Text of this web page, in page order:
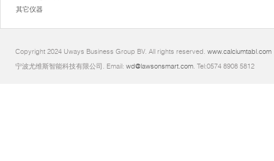
其它仪器
Copyright 2024 Uways Business Group BV. All rights reserved. www.calciumtabl.com
宁波尤维斯智能科技有限公司. Email: wd@lawsonsmart.com. Tel:0574 8908 5812